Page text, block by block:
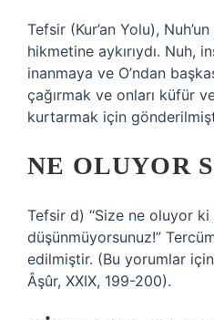
Tefsir (Kur’an Yolu),
hikmetine aykırıydı. Nuh,
inanmaya ve O’ndan
çağırmak ve onları küfür
kurtarmak için
NE OLUYOR
Tefsir d) “Size ne oluyor ki
düşünmüyorsunuz!”
edilmiştir. (Bu yorumlar
Âşûr, XXIX, 199-200).